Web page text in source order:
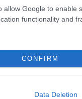
allow Google to enable
functionality and
CONFIRM
Data Deletion
nella sezione